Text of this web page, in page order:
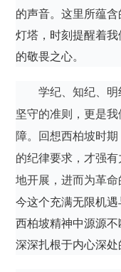
的声音。这里所蕴
灯塔，时刻提醒着
的敬畏之心。
学纪、知纪、
坚守的准则，更是
障。回想西柏坡时
的纪律要求，才强
地开展，进而为革
今这个充满无限机
西柏坡精神中源源
深深扎根于内心深处